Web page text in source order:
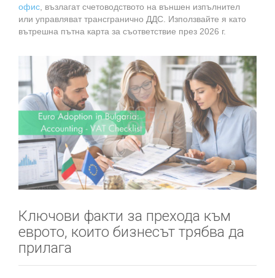
офис , възлагат счетоводството на външен изпълнител
или управляват трансгранично ДДС. Използвайте я като
вътрешна пътна карта за съответствие през 2026 г.
Ключови факти за прехода към
еврото, които бизнесът трябва да
прилага